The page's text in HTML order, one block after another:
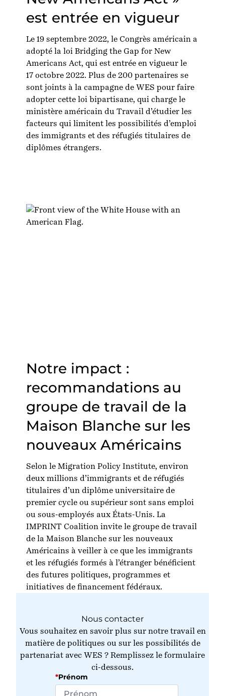
est entrée en vigueur
Le 19 septembre 2022, le Congrès américain a
adopté la loi Bridging the Gap for New
Americans Act, qui est entrée en vigueur le
17 octobre 2022. Plus de 200 partenaires se
sont joints à la campagne de WES pour faire
adopter cette loi bipartisane, qui charge le
ministère américain du Travail d’étudier les
facteurs qui limitent les possibilités d’emploi
des immigrants et des réfugiés titulaires de
diplômes étrangers.
Notre impact :
recommandations au
groupe de travail de la
Maison Blanche sur les
nouveaux Américains
Selon le Migration Policy Institute, environ
deux millions d’immigrants et de réfugiés
titulaires d’un diplôme universitaire de
premier cycle ou supérieur sont sans emploi
ou sous-employés aux États-Unis. La
IMPRINT Coalition invite le groupe de travail
de la Maison Blanche sur les nouveaux
Américains à veiller à ce que les immigrants
et les réfugiés formés à l’étranger bénéficient
des futures politiques, programmes et
initiatives de financement fédéraux.
Nous contacter
Vous souhaitez en savoir plus sur notre travail en
matière de politiques ou sur les possibilités de
partenariat avec WES ? Remplissez le formulaire
ci-dessous.
*Prénom